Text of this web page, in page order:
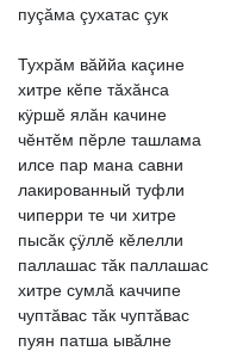
пуçăма çухатас çук
Тухрăм вăййа каçине
хитре кĕпе тăхăнса
кÿршĕ ялăн качине
чĕнтĕм пĕрле ташлама
илсе пар мана савни
лакированный туфли
чиперри те чи хитре
пысăк çÿллĕ кĕлелли
паллашас тăк паллашас
хитре сумлă каччипе
чуптăвас тăк чуптăвас
пуян патша ывăлне